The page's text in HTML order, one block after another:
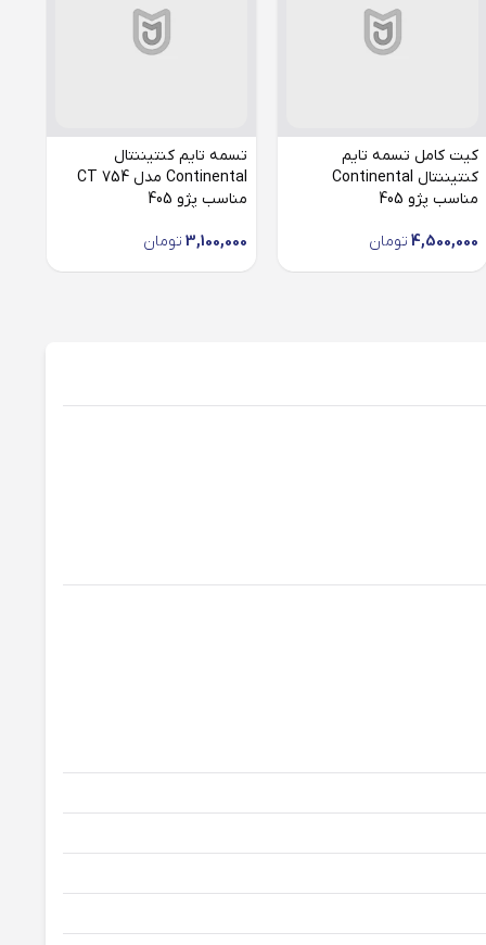
کیت کامل تسمه تایم
کنتیننتال Continental
مناسب پژو 405
4,500,000 تومان
تسمه تایم کنتیننتال
Continental مدل CT 754
مناسب پژو 405
3,100,000 تومان